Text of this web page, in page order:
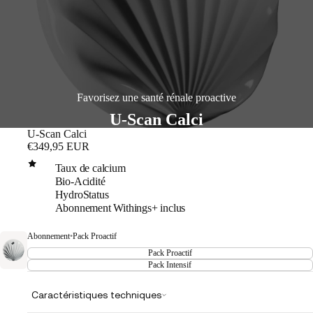
Favorisez une santé rénale proactive
U-Scan Calci
U-Scan Calci
€349,95 EUR
Taux de calcium
Bio-Acidité
HydroStatus
Abonnement Withings+ inclus
Abonnement•Pack Proactif
Pack Proactif
Pack Intensif
Caractéristiques techniques